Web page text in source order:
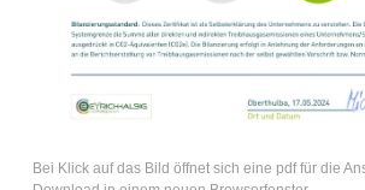
Bei Klick auf das Bild öffnet sich eine pdf für die